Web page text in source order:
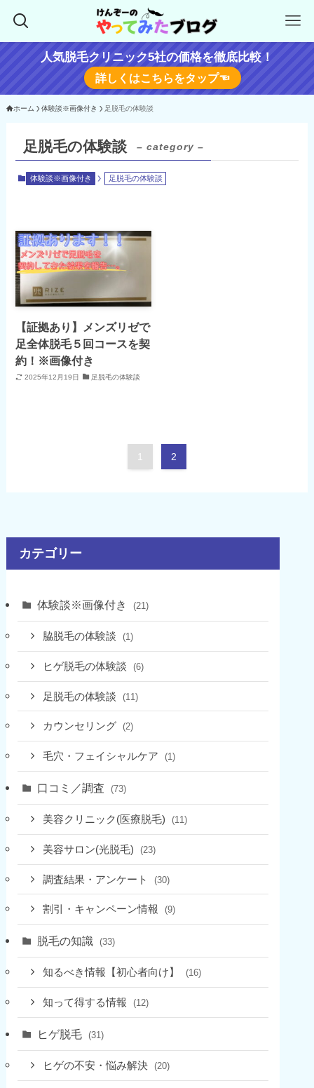
人気脱毛クリニック5社の価格を徹底比較！
詳しくはこちらをタップ☜
ホーム 体験談※画像付き 足脱毛の体験談
足脱毛の体験談 – category –
体験談※画像付き 足脱毛の体験談
【証拠あり】メンズリゼで
足全体脱毛５回コースを契
約！※画像付き
2025年12月19日 足脱毛の体験談
1 2
カテゴリー
体験談※画像付き (21)
脇脱毛の体験談 (1)
ヒゲ脱毛の体験談 (6)
足脱毛の体験談 (11)
カウンセリング (2)
毛穴・フェイシャルケア (1)
口コミ／調査 (73)
美容クリニック(医療脱毛) (11)
美容サロン(光脱毛) (23)
調査結果・アンケート (30)
割引・キャンペーン情報 (9)
脱毛の知識 (33)
知るべき情報【初心者向け】 (16)
知って得する情報 (12)
ヒゲ脱毛 (31)
ヒゲの不安・悩み解決 (20)